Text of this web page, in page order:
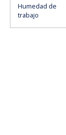
Humedad de
trabajo